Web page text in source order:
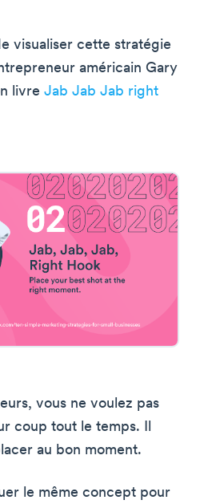
visualiser cette stratégie
américain Gary
livre Jab Jab Jab right
vous ne voulez pas
coup tout le temps. Il
au bon moment.
le même concept pour